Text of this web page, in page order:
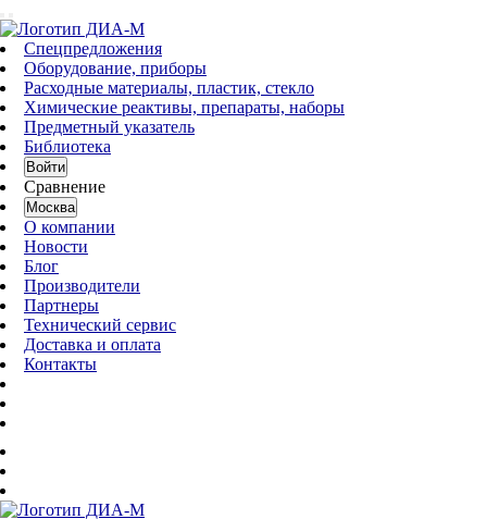
Спецпредложения
Оборудование, приборы
Расходные материалы, пластик, стекло
Химические реактивы, препараты, наборы
Предметный указатель
Библиотека
Войти
Сравнение
Москва
О компании
Новости
Блог
Производители
Партнеры
Технический сервис
Доставка и оплата
Контакты